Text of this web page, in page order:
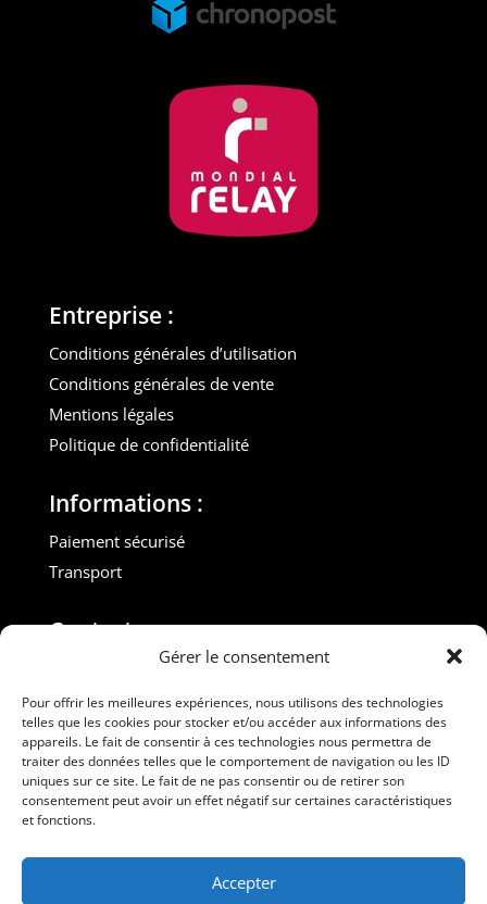
Gérer le consentement
Pour offrir les meilleures expériences, nous utilisons des technologies
telles que les cookies pour stocker et/ou accéder aux informations des
appareils. Le fait de consentir à ces technologies nous permettra de
traiter des données telles que le comportement de navigation ou les ID
uniques sur ce site. Le fait de ne pas consentir ou de retirer son
consentement peut avoir un effet négatif sur certaines caractéristiques
et fonctions.
Accepter
Entreprise :
Conditions générales d’utilisation
Conditions générales de vente
Mentions légales
Politique de confidentialité
Informations :
Paiement sécurisé
Transport
Contact :
M. Gilles ROUVEYROL
Tél. : +33(0)6 07 72 40 47
dansdebeauxdraps@gmail.com
Professionnels
Suivez-nous